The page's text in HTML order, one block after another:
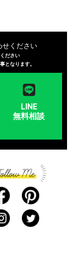
ください
ださい
となります。
LINE
無料相談